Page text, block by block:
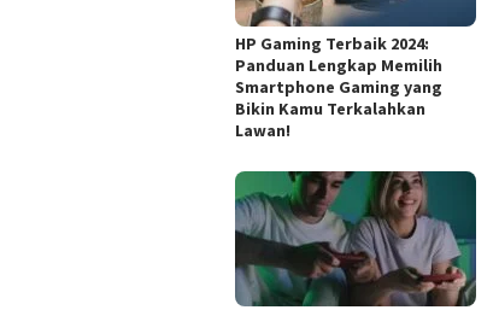
HP Gaming Terbaik 2024:
Panduan Lengkap Memilih
Smartphone Gaming yang
Bikin Kamu Terkalahkan
Lawan!